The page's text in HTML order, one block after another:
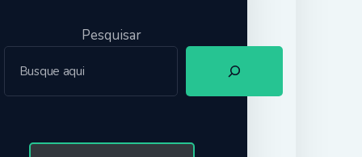
Pesquisar